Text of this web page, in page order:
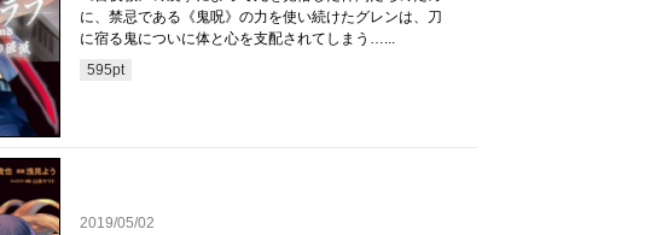
に、禁忌である《鬼呪》の力を使い続けたグレンは、刀
に宿る鬼についに体と心を支配されてしまう…...
595pt
2019/05/02